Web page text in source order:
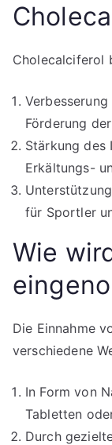
Cholecalciferol
Förderung
Stärkung des
Erkältungs-
für Sportler
Wie
Die Einnahme
verschiedene
In Form von
Tabletten
Durch